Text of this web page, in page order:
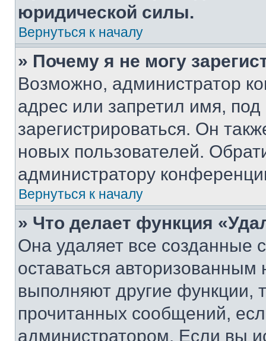
юридической силы.
Вернуться к началу
» Почему я не могу
Возможно, администратор
адрес или запретил имя,
зарегистрироваться. Он
новых пользователей.
администратору
Вернуться к началу
» Что делает функция
Она удаляет все созданные
оставаться
выполняют другие функции,
прочитанных сообщений,
администратором. Если вы